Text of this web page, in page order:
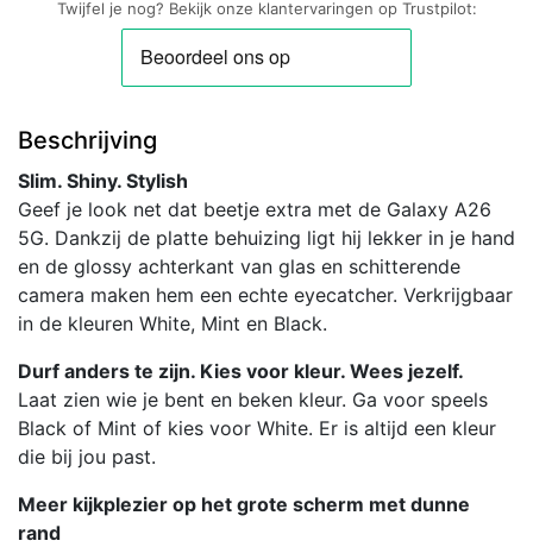
Twijfel je nog? Bekijk onze klantervaringen op Trustpilot:
Beschrijving
Slim. Shiny. Stylish
Geef je look net dat beetje extra met de Galaxy A26
5G. Dankzij de platte behuizing ligt hij lekker in je hand
en de glossy achterkant van glas en schitterende
camera maken hem een echte eyecatcher. Verkrijgbaar
in de kleuren White, Mint en Black.
Durf anders te zijn. Kies voor kleur. Wees jezelf.
Laat zien wie je bent en beken kleur. Ga voor speels
Black of Mint of kies voor White. Er is altijd een kleur
die bij jou past.
Meer kijkplezier op het grote scherm met dunne
rand